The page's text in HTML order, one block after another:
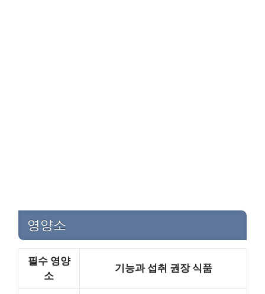
영양소
필수 영양
소
기능과 섭취 권장 식품